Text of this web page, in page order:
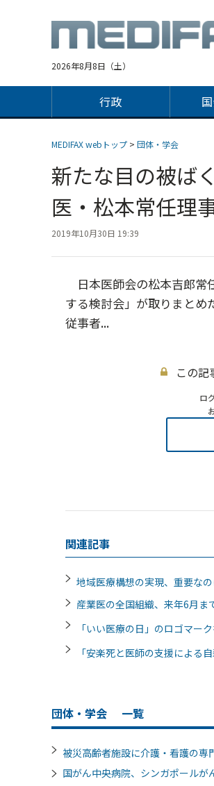
2026年8月8日（土）
行政
MEDIFAX webトップ > 団体・学会
新たな目の被
医・松本常任理
2019年10月30日 19:39
日本医師会の松本吉郎常
する検討会」が取りまとめ
従事者...
この記
ロ
関連記事
地域医療構想の実現、重要
産業医の全国組織、来年6月
「いい医療の日」のロゴマ
「安楽死と医師の支援によ
団体・学会 一覧
被災高齢者施設に介護・看護の
国がん中央病院、シンガポールが